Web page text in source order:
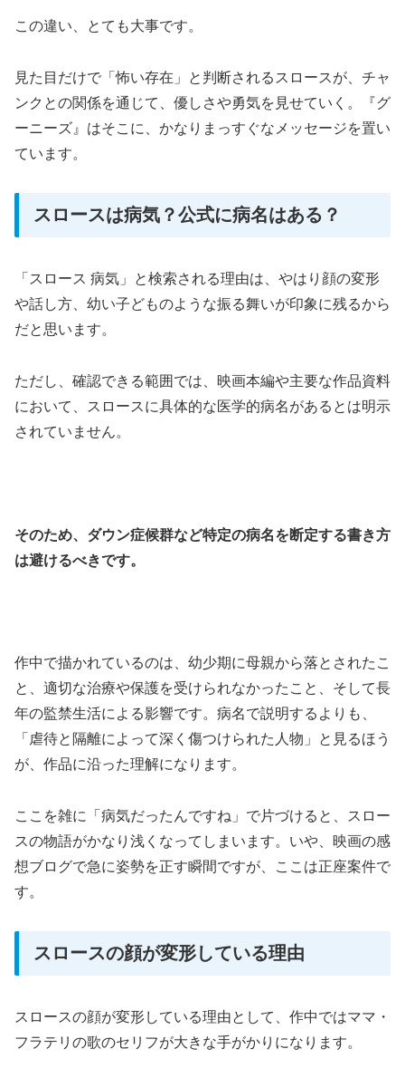
この違い、とても大事です。
見た目だけで「怖い存在」と判断されるスロースが、チャ
ンクとの関係を通じて、優しさや勇気を見せていく。『グ
ーニーズ』はそこに、かなりまっすぐなメッセージを置い
ています。
スロースは病気？公式に病名はある？
「スロース 病気」と検索される理由は、やはり顔の変形
や話し方、幼い子どものような振る舞いが印象に残るから
だと思います。
ただし、確認できる範囲では、映画本編や主要な作品資料
において、スロースに具体的な医学的病名があるとは明示
されていません。
そのため、ダウン症候群など特定の病名を断定する書き方
は避けるべきです。
作中で描かれているのは、幼少期に母親から落とされたこ
と、適切な治療や保護を受けられなかったこと、そして長
年の監禁生活による影響です。病名で説明するよりも、
「虐待と隔離によって深く傷つけられた人物」と見るほう
が、作品に沿った理解になります。
ここを雑に「病気だったんですね」で片づけると、スロー
スの物語がかなり浅くなってしまいます。いや、映画の感
想ブログで急に姿勢を正す瞬間ですが、ここは正座案件で
す。
スロースの顔が変形している理由
スロースの顔が変形している理由として、作中ではママ・
フラテリの歌のセリフが大きな手がかりになります。